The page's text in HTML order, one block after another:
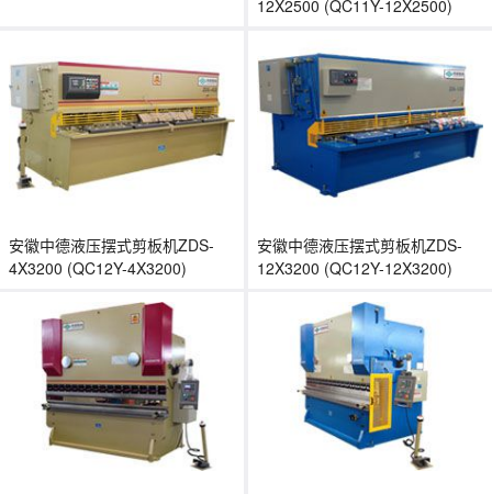
12X2500 (QC11Y-12X2500)
安徽中德液压摆式剪板机ZDS-
4X3200 (QC12Y-4X3200)
安徽中德液压摆式剪板机ZDS-
12X3200 (QC12Y-12X3200)